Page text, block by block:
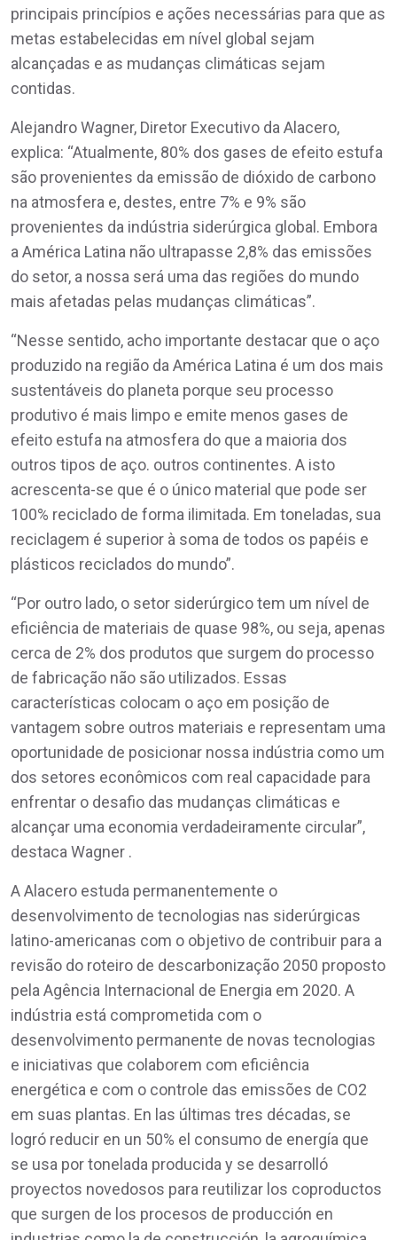
principais princípios e ações necessárias para que as
metas estabelecidas em nível global sejam
alcançadas e as mudanças climáticas sejam
contidas.
Alejandro Wagner, Diretor Executivo da Alacero,
explica: “Atualmente, 80% dos gases de efeito estufa
são provenientes da emissão de dióxido de carbono
na atmosfera e, destes, entre 7% e 9% são
provenientes da indústria siderúrgica global. Embora
a América Latina não ultrapasse 2,8% das emissões
do setor, a nossa será uma das regiões do mundo
mais afetadas pelas mudanças climáticas”.
“Nesse sentido, acho importante destacar que o aço
produzido na região da América Latina é um dos mais
sustentáveis ​​do planeta porque seu processo
produtivo é mais limpo e emite menos gases de
efeito estufa na atmosfera do que a maioria dos
outros tipos de aço. outros continentes. A isto
acrescenta-se que é o único material que pode ser
100% reciclado de forma ilimitada. Em toneladas, sua
reciclagem é superior à soma de todos os papéis e
plásticos reciclados do mundo”.
“Por outro lado, o setor siderúrgico tem um nível de
eficiência de materiais de quase 98%, ou seja, apenas
cerca de 2% dos produtos que surgem do processo
de fabricação não são utilizados. Essas
características colocam o aço em posição de
vantagem sobre outros materiais e representam uma
oportunidade de posicionar nossa indústria como um
dos setores econômicos com real capacidade para
enfrentar o desafio das mudanças climáticas e
alcançar uma economia verdadeiramente circular”,
destaca Wagner .
A Alacero estuda permanentemente o
desenvolvimento de tecnologias nas siderúrgicas
latino-americanas com o objetivo de contribuir para a
revisão do roteiro de descarbonização 2050 proposto
pela Agência Internacional de Energia em 2020. A
indústria está comprometida com o
desenvolvimento permanente de novas tecnologias
e iniciativas que colaborem com eficiência
energética e com o controle das emissões de CO2
em suas plantas. En las últimas tres décadas, se
logró reducir en un 50% el consumo de energía que
se usa por tonelada producida y se desarrolló
proyectos novedosos para reutilizar los coproductos
que surgen de los procesos de producción en